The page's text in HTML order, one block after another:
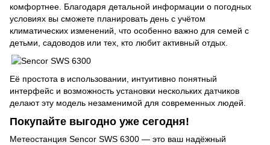
комфортнее. Благодаря детальной информации о погодных
условиях вы сможете планировать день с учётом
климатических изменений, что особенно важно для семей с
детьми, садоводов или тех, кто любит активный отдых.
Её простота в использовании, интуитивно понятный
интерфейс и возможность установки нескольких датчиков
делают эту модель незаменимой для современных людей.
Покупайте выгодно уже сегодня!
Метеостанция Sencor SWS 6300 — это ваш надёжный